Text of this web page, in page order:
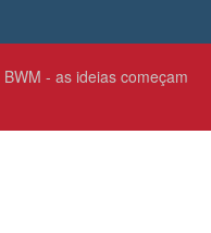
BWM - as ideias começam